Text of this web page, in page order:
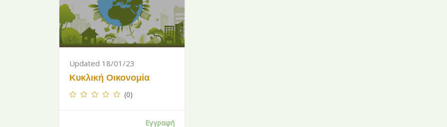
Updated 18/01/23
Κυκλική Οικονομία
(0)
Εγγραφή